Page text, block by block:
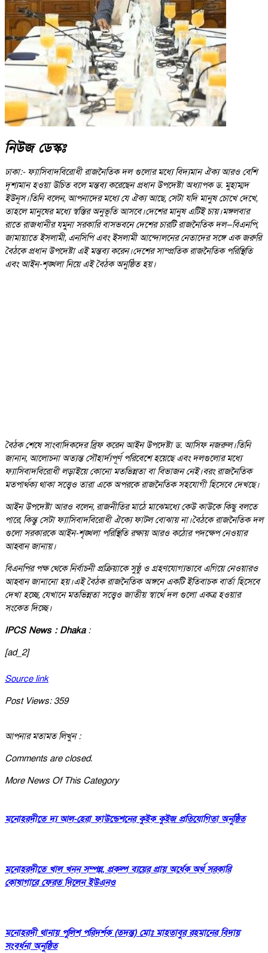
নিউজ ডেস্কঃ
ঢাকা:- ফ্যাসিবাদবিরোধী রাজনৈতিক দল গুলোর মধ্যে বিদ্যমান ঐক্য আরও বেশি
দৃশ্যমান হওয়া উচিত বলে মন্তব্য করেছেন প্রধান উপদেষ্টা অধ্যাপক ড. মুহাম্মদ
ইউনূস।তিনি বলেন, আপনাদের মধ্যে যে ঐক্য আছে, সেটা যদি মানুষ চোখে দেখে,
তাহলে মানুষের মধ্যে স্বস্তির অনুভূতি আসবে।দেশের মানুষ এটিই চায়।মঙ্গলবার
রাতে রাজধানীর যমুনা সরকারি বাসভবনে দেশের চারটি রাজনৈতিক দল—বিএনপি,
জামায়াতে ইসলামী, এনসিপি এবং ইসলামী আন্দোলনের নেতাদের সঙ্গে এক জরুরি
বৈঠকে প্রধান উপদেষ্টা এই মন্তব্য করেন।দেশের সাম্প্রতিক রাজনৈতিক পরিস্থিতি
এবং আইন-শৃঙ্খলা নিয়ে এই বৈঠক অনুষ্ঠিত হয়।
বৈঠক শেষে সাংবাদিকদের ব্রিফ করেন আইন উপদেষ্টা ড. আসিফ নজরুল।তিনি
জানান, আলোচনা অত্যন্ত সৌহার্দ্যপূর্ণ পরিবেশে হয়েছে এবং দলগুলোর মধ্যে
ফ্যাসিবাদবিরোধী লড়াইয়ে কোনো মতভিন্নতা বা বিভাজন নেই।বরং রাজনৈতিক
মতপার্থক্য থাকা সত্ত্বেও তারা একে অপরকে রাজনৈতিক সহযোগী হিসেবে দেখছে।
আইন উপদেষ্টা আরও বলেন, রাজনীতির মাঠে মাঝেমধ্যে কেউ কাউকে কিছু বলতে
পারে, কিন্তু সেটা ফ্যাসিবাদবিরোধী ঐক্যে ফাটল বোঝায় না।বৈঠকে রাজনৈতিক দল
গুলো সরকারকে আইন-শৃঙ্খলা পরিস্থিতি রক্ষায় আরও কঠোর পদক্ষেপ নেওয়ার
আহ্বান জানায়।
বিএনপির পক্ষ থেকে নির্বাচনী প্রক্রিয়াকে সুষ্ঠু ও গ্রহণযোগ্যভাবে এগিয়ে নেওয়ারও
আহ্বান জানানো হয়।এই বৈঠক রাজনৈতিক অঙ্গনে একটি ইতিবাচক বার্তা হিসেবে
দেখা হচ্ছে, যেখানে মতভিন্নতা সত্ত্বেও জাতীয় স্বার্থে দল গুলো একত্র হওয়ার
সংকেত দিচ্ছে।
IPCS News : Dhaka:
[ad_2]
Source link
Post Views: 359
আপনার মতামত লিখুন :
Comments are closed.
More News Of This Category
মনোহরদীতে দ্য আল-হেরা ফাউন্ডেশনের কুইক কুইজ প্রতিযোগিতা অনুষ্ঠিত
মনোহরদীতে খাল খনন সম্পন্ন, প্রকল্প ব্যয়ের প্রায় অর্ধেক অর্থ সরকারি
কোষাগারে ফেরত দিলেন ইউএনও
মনোহরদী থানায় পুলিশ পরিদর্শক (তদন্ত) মোঃ মাহতাবুর রহমানের বিদায়
সংবর্ধনা অনুষ্ঠিত